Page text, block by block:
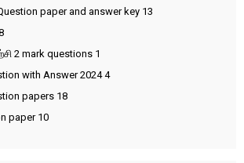
paper and answer key 13
2 mark questions 1
with Answer 20244
papers 18
paper 10